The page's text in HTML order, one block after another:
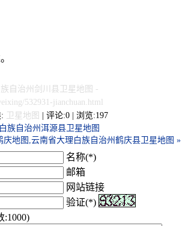
自治州剑川县卫星地图 -
532931-jianchuan.html
卫星地图 | 评论:0 | 浏览:197
族自治州洱源县卫星地图
庆地图,云南省大理白族自治州鹤庆县卫星地图 »
名称(*)
邮箱
网站链接
验证(*)
:1000)